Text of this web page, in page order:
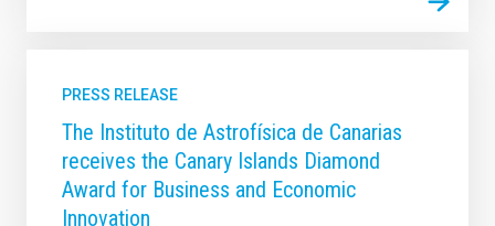
PRESS RELEASE
The Instituto de Astrofísica de Canarias
receives the Canary Islands Diamond
Award for Business and Economic
Innovation